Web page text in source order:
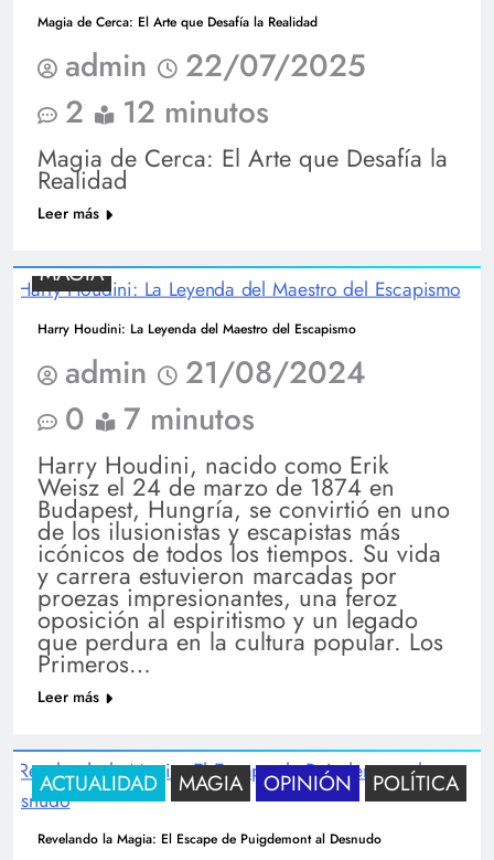
Magia de Cerca: El Arte que Desafía la Realidad
admin
22/07/2025
2
12 minutos
Magia de Cerca: El Arte que Desafía la
Realidad
Leer más
MAGIA
Harry Houdini: La Leyenda del Maestro del Escapismo
admin
21/08/2024
0
7 minutos
Harry Houdini, nacido como Erik
Weisz el 24 de marzo de 1874 en
Budapest, Hungría, se convirtió en uno
de los ilusionistas y escapistas más
icónicos de todos los tiempos. Su vida
y carrera estuvieron marcadas por
proezas impresionantes, una feroz
oposición al espiritismo y un legado
que perdura en la cultura popular. Los
Primeros…
Leer más
ACTUALIDAD MAGIA OPINIÓN POLÍTICA
Revelando la Magia: El Escape de Puigdemont al Desnudo